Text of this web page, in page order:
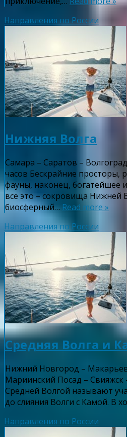
Направления по России
Нижняя Волга
Самара – Саратов –
часов Бескрайние просторы,
фауны, наконец, богатейшее
все это – сокровища Нижней
биосферный… Read more »
Направления по России
Средняя Волга и
Нижний Новгород –
Мариинский Посад – Свияжск
Средней Волгой называют
до слияния Волги с Камой. В
Направления по России